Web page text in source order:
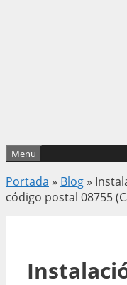
Menu
Portada » Blog »
código postal 08755